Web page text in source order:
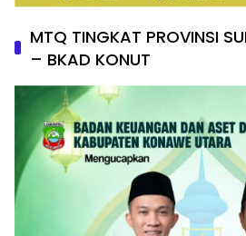
MTQ TINGKAT PROVINSI
– BKAD KONUT